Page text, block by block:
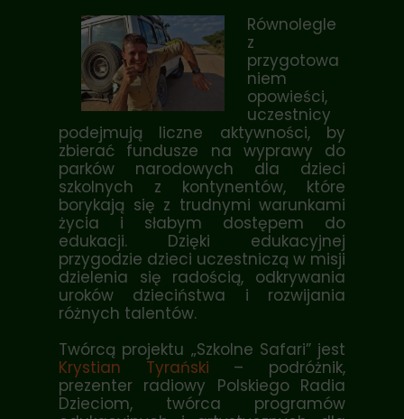
Równolegle
z
przygotowa
niem
opowieści,
uczestnicy
podejmują liczne aktywności, by
zbierać fundusze na wyprawy do
parków narodowych dla dzieci
szkolnych z kontynentów, które
borykają się z trudnymi warunkami
życia i słabym dostępem do
edukacji. Dzięki edukacyjnej
przygodzie dzieci uczestniczą w misji
dzielenia się radością, odkrywania
uroków dzieciństwa i rozwijania
różnych talentów.
Twórcą projektu „Szkolne Safari” jest
Krystian Tyrański – podróżnik,
prezenter radiowy Polskiego Radia
Dzieciom, twórca programów